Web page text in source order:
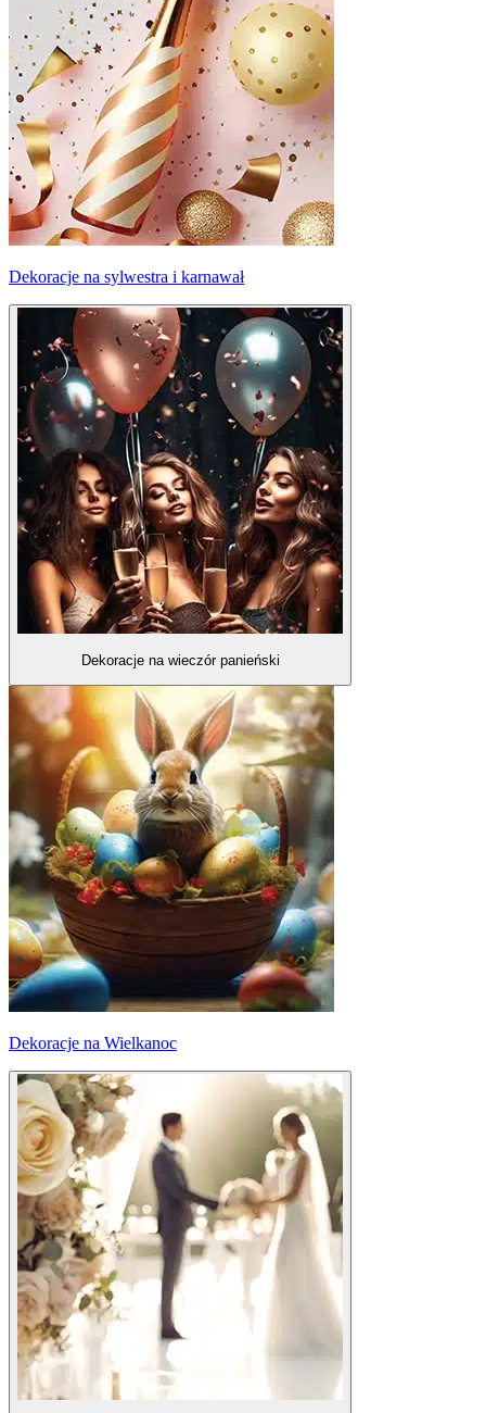
Dekoracje na sylwestra i karnawał
Dekoracje na wieczór panieński
Dekoracje na Wielkanoc